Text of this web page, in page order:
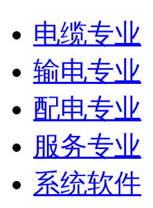
电缆专业
输电专业
配电专业
服务专业
系统软件